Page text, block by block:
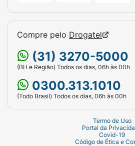
Compre pelo Drogatel
(31) 3270-5000
(BH e Região) Todos os dias, 06h às 00h
0300.313.1010
(Todo Brasil) Todos os dias, 06h às 00h
Termo de Uso
Portal da
Covid-19
Código de Ética e